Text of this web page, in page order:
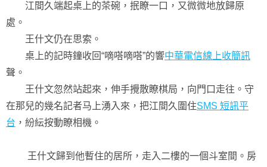
江間久端起桌上的茶碗，抿瞭一口，又微微地放歸原
處。
王什文仍在思索。
桌上的記時鐘收回“嘀嗒嘀嗒”的響中華電信線上收簡訊
聲。
王什文忽然站起來，伸手攪散瞭棋局，向門口走往。守
在那兒的幾名記者马上湧入來，把江間久圍住SMS 短訊平
台 ，紛紜按動瞭相機。
王什文歸到他暫住的居所，走入二樓的一個斗室間。房